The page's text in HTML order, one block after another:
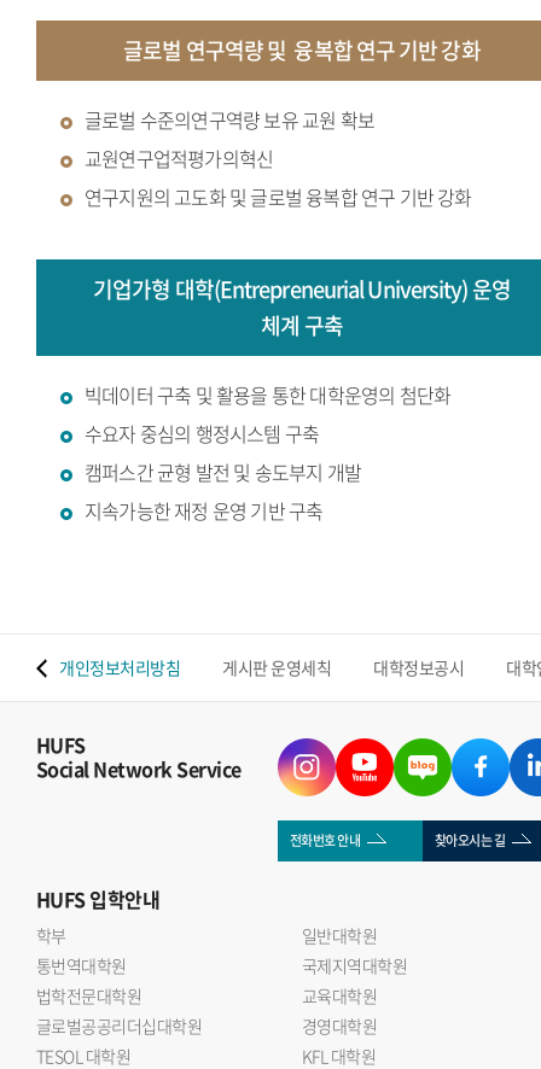
글로벌 연구역량 및 융복합 연구 기반 강화
글로벌 수준의연구역량 보유 교원 확보
교원연구업적평가의혁신
연구지원의 고도화 및 글로벌 융복합 연구 기반 강화
기업가형 대학(Entrepreneurial University) 운영
체계 구축
빅데이터 구축 및 활용을 통한 대학운영의 첨단화
수요자 중심의 행정시스템 구축
캠퍼스간 균형 발전 및 송도부지 개발
지속가능한 재정 운영 기반 구축
개인정보처리방침 게시판 운영세칙 대학정보공시 대
HUFS
Social Network Service
전화번호 안내 찾아오시는 길
HUFS입학안내
학부
일반대학원
통번역대학원
국제지역대학원
법학전문대학원
교육대학원
글로벌공공리더십대학원
경영대학원
TESOL 대학원
KFL 대학원